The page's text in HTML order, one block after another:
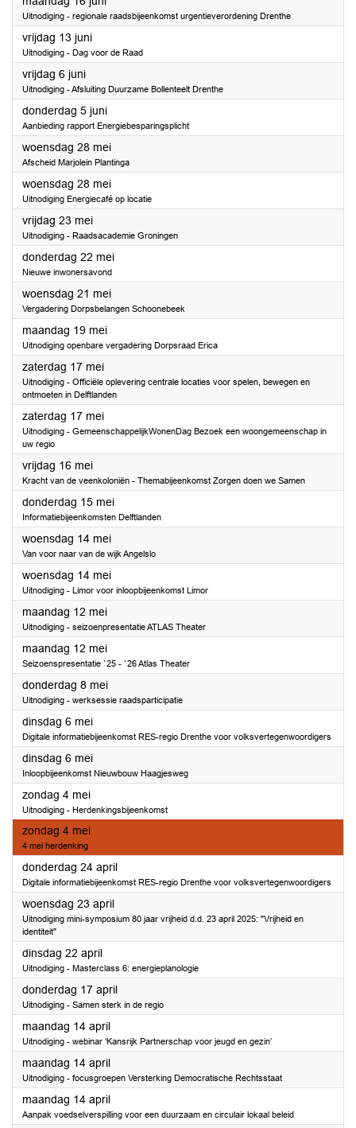
Uitnodiging - regionale raadsbijeenkomst urgentieverordening Drenthe
vrijdag 13 juni2025
Uitnodiging - Dag voor de Raad
vrijdag 6 juni2025
Uitnodiging - Afsluiting Duurzame Bollenteelt Drenthe
donderdag 5 juni2025
Aanbieding rapport Energiebesparingsplicht
woensdag 28 mei2025
Afscheid Marjolein Plantinga
woensdag 28 mei2025
Uitnodiging Energiecafé op locatie
vrijdag 23 mei2025
Uitnodiging - Raadsacademie Groningen
donderdag 22 mei2025
Nieuwe inwonersavond
woensdag 21 mei2025
Vergadering Dorpsbelangen Schoonebeek
maandag 19 mei2025
Uitnodiging openbare vergadering Dorpsraad Erica
zaterdag 17 mei2025
Uitnodiging - Officiële oplevering centrale locaties voor spelen, bewegen en
ontmoeten in Delftlanden
zaterdag 17 mei2025
Uitnodiging - GemeenschappelijkWonenDag Bezoek een woongemeenschap in
uw regio
vrijdag 16 mei2025
Kracht van de veenkoloniën - Themabijeenkomst Zorgen doen we Samen
donderdag 15 mei2025
Informatiebijeenkomsten Delftlanden
woensdag 14 mei2025
Van voor naar van de wijk Angelslo
woensdag 14 mei2025
Uitnodiging - Limor voor inloopbijeenkomst Limor
maandag 12 mei2025
Uitnodiging - seizoenpresentatie ATLAS Theater
maandag 12 mei2025
Seizoenspresentatie `25 - `26 Atlas Theater
donderdag 8 mei2025
Uitnodiging - werksessie raadsparticipatie
dinsdag 6 mei2025
Digitale informatiebijeenkomst RES-regio Drenthe voor volksvertegenwoordigers
dinsdag 6 mei2025
Inloopbijeenkomst Nieuwbouw Haagjesweg
zondag 4 mei2025
Uitnodiging - Herdenkingsbijeenkomst
zondag 4 mei2025
4 mei herdenking
donderdag 24 april2025
Digitale informatiebijeenkomst RES-regio Drenthe voor volksvertegenwoordigers
woensdag 23 april2025
Uitnodiging mini-symposium 80 jaar vrijheid d.d. 23 april 2025: "Vrijheid en
identiteit"
dinsdag 22 april2025
Uitnodiging - Masterclass 6: energieplanologie
donderdag 17 april2025
Uitnodiging - Samen sterk in de regio
maandag 14 april2025
Uitnodiging - webinar ‘Kansrijk Partnerschap voor jeugd en gezin’
maandag 14 april2025
Uitnodiging - focusgroepen Versterking Democratische Rechtsstaat
maandag 14 april2025
Aanpak voedselverspilling voor een duurzaam en circulair lokaal beleid